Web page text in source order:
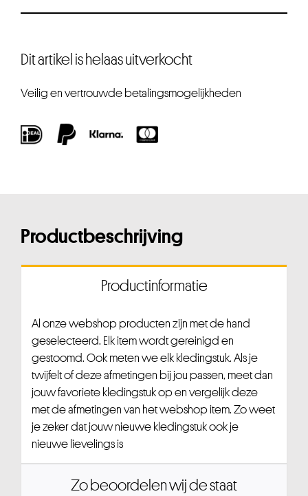
Dit artikel is helaas uitverkocht
Veilig en vertrouwde betalingsmogelijkheden
Productbeschrijving
Productinformatie
Al onze webshop producten zijn met de hand
geselecteerd. Elk item wordt gereinigd en
gestoomd. Ook meten we elk kledingstuk. Als je
twijfelt of deze afmetingen bij jou passen, meet dan
jouw favoriete kledingstuk op en vergelijk deze
met de afmetingen van het webshop item. Zo weet
je zeker dat jouw nieuwe kledingstuk ook je
nieuwe lievelings is
Zo beoordelen wij de staat